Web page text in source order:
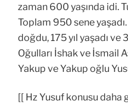
zaman 600 yaşında idi.
Toplam 950 sene yaşadı.
doğdu, 175 yıl yaşadı ve
Oğulları İshak ve İsmail
Yakup ve Yakup oğlu
[[ Hz Yusuf konusu daha